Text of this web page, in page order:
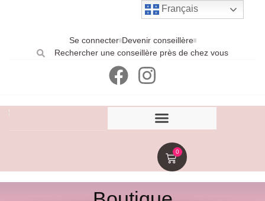
Se connecter Devenir conseillère
Rechercher une conseillère près de chez vous
0
Français